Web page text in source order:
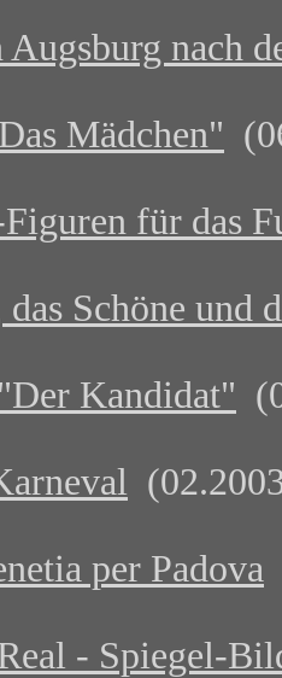
nach
Mädchen"
für das
Schöne und
Kandidat"
per Padova
- Spiegel-